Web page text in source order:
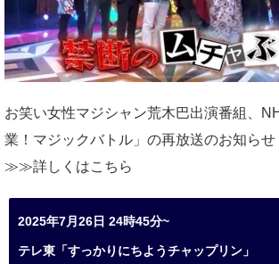
お笑い女性マジシャン荒木巴出演番組、
業！マジックバトル」の再放送のお知らせ
≫≫詳しくはこちら
2025年7月26日 24時45分~
テレ東「すっかりにちようチャップリン」